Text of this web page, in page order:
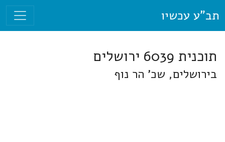
תב"ע עכשיו
תוכנית 6039 ירושלים
בירושלים, שכ' הר נוף